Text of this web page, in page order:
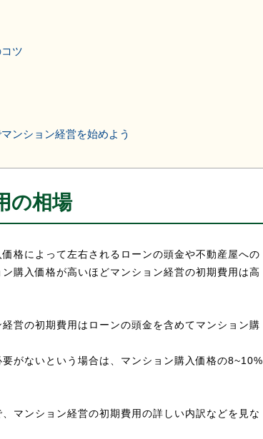
ツ
ンション経営を始めよう
の相場
格によって左右されるローンの頭金や不動産屋への
購入価格が高いほどマンション経営の初期費用は高
営の初期費用はローンの頭金を含めてマンション購
がないという場合は、マンション購入価格の8~10%
マンション経営の初期費用の詳しい内訳などを見な